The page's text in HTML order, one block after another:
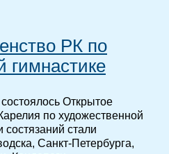
РК по
гимнастике
Открытое
по художественной
состязаний стали
Санкт-Петербурга,